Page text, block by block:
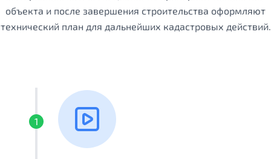
объекта и после завершения строительства оформляют
технический план для дальнейших кадастровых действий.
1